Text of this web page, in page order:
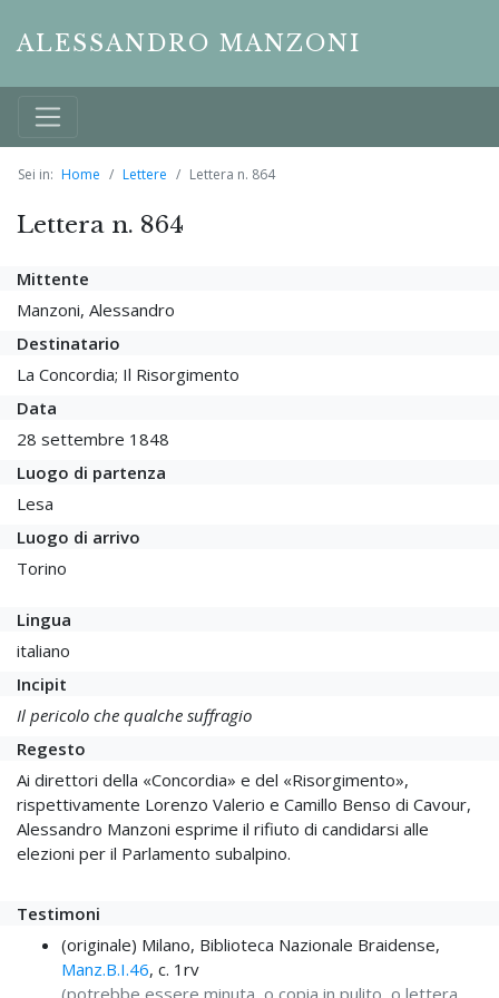
ALESSANDRO MANZONI
Sei in: Home Lettere Lettera n. 864
Lettera n. 864
Mittente
Manzoni, Alessandro
Destinatario
La Concordia; Il Risorgimento
Data
28 settembre 1848
Luogo di partenza
Lesa
Luogo di arrivo
Torino
Lingua
italiano
Incipit
Il pericolo che qualche suffragio
Regesto
Ai direttori della «Concordia» e del «Risorgimento»,
rispettivamente Lorenzo Valerio e Camillo Benso di Cavour,
Alessandro Manzoni esprime il rifiuto di candidarsi alle
elezioni per il Parlamento subalpino.
Testimoni
(originale) Milano, Biblioteca Nazionale Braidense,
Manz.B.I.46, c. 1rv